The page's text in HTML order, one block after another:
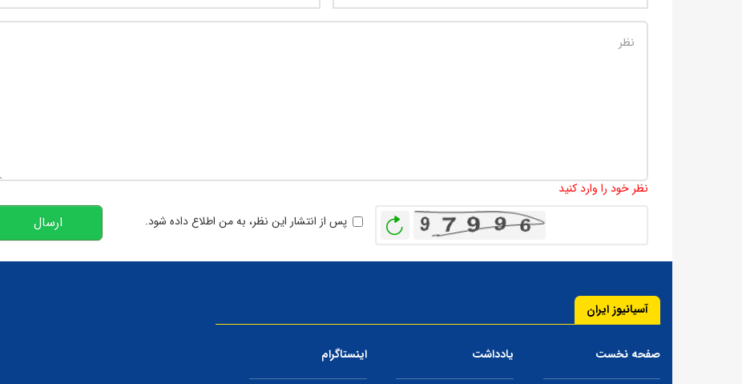
نظر خود را وارد کنید
بازخوانیپس از انتشار این نظر، به من اطلاع داده شود. ارسال
آسیانیوز ایران
صفحه نخست یادداشت اینستاگرام